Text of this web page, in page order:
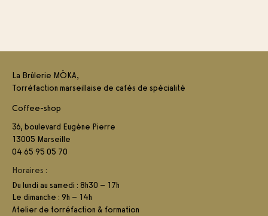
La Brûlerie MÖKA,
Torréfaction marseillaise de cafés de spécialité
Coffee-shop
36, boulevard Eugène Pierre
13005 Marseille
04 65 95 05 70
Horaires :
Du lundi au samedi : 8h30 – 17h
Le dimanche : 9h – 14h
Atelier de torréfaction & formation